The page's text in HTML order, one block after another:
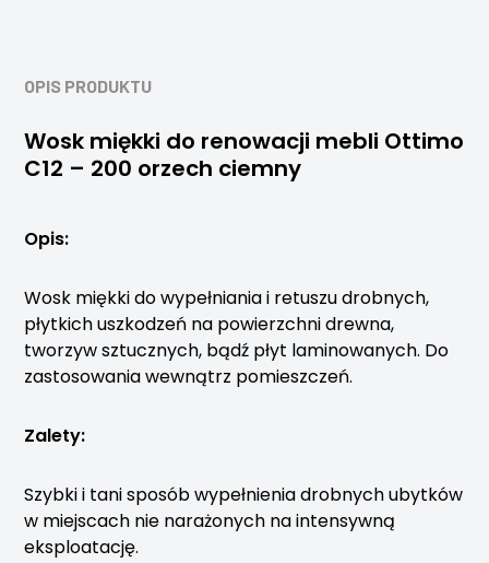
OPIS PRODUKTU
Wosk miękki do renowacji mebli Ottimo
C12 – 200 orzech ciemny
Opis:
Wosk miękki do wypełniania i retuszu drobnych,
płytkich uszkodzeń na powierzchni drewna,
tworzyw sztucznych, bądź płyt laminowanych. Do
zastosowania wewnątrz pomieszczeń.
Zalety:
Szybki i tani sposób wypełnienia drobnych ubytków
w miejscach nie narażonych na intensywną
eksploatację.